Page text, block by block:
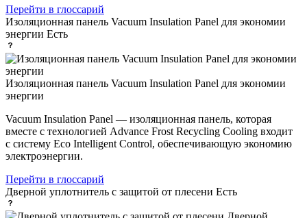
Перейти в глоссарий
Изоляционная панель Vacuum Insulation Panel для экономии
энергии Есть
Изоляционная панель Vacuum Insulation Panel для экономии
энергии
Vacuum Insulation Panel — изоляционная панель, которая
вместе с технологией Advance Frost Recycling Cooling входит
с систему Eco Intelligent Control, обеспечивающую экономию
электроэнергии.
Перейти в глоссарий
Дверной уплотнитель с защитой от плесени Есть